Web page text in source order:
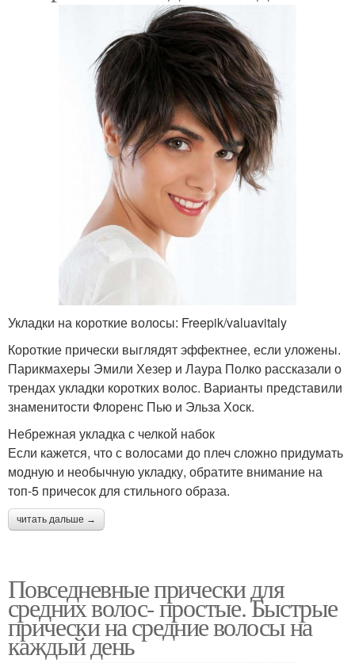
Укладки на короткие волосы: Freepik/valuavitaly
Короткие прически выглядят эффектнее, если уложены.
Парикмахеры Эмили Хезер и Лаура Полко рассказали о
трендах укладки коротких волос. Варианты представили
знаменитости Флоренс Пью и Эльза Хоск.
Небрежная укладка с челкой набок
Если кажется, что с волосами до плеч сложно придумать
модную и необычную укладку, обратите внимание на
топ-5 причесок для стильного образа.
читать дальше →
Повседневные прически для
средних волос- простые. Быстрые
прически на средние волосы на
каждый день